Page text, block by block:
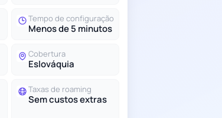
Tempo de configuração
Menos de 5 minutos
Cobertura
Eslováquia
Taxas de roaming
Sem custos extras